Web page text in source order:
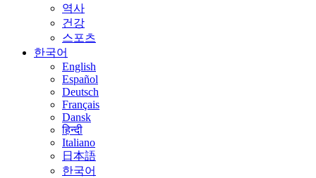
역사
건강
스포츠
한국어
English
Español
Deutsch
Français
Dansk
हिन्दी
Italiano
日本語
한국어